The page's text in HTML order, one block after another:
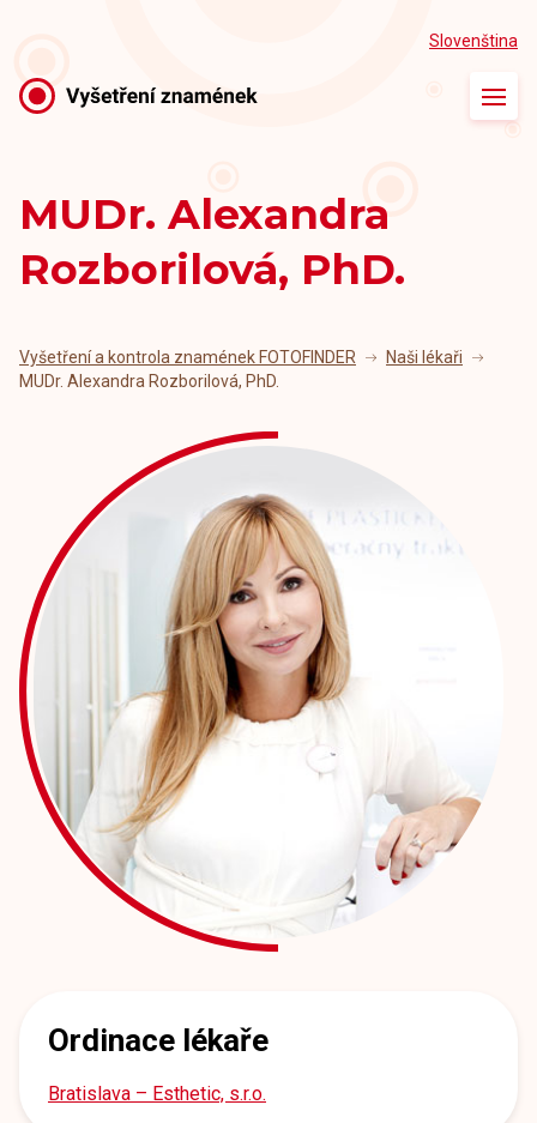
Slovenština
Naše ordinace
Naši lékaři
MUDr. Alexandra
Rozborilová, PhD.
Vyšetření a kontrola znamének FOTOFINDER
Naši lékaři
MUDr. Alexandra Rozborilová, PhD.
Ordinace lékaře
Bratislava – Esthetic, s.r.o.